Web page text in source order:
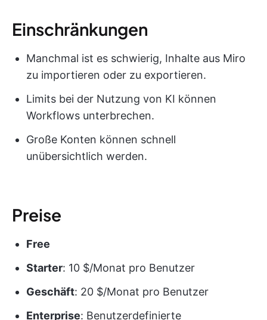
Einschränkungen
Manchmal ist es schwierig, Inhalte aus Miro
zu importieren oder zu exportieren.
Limits bei der Nutzung von KI können
Workflows unterbrechen.
Große Konten können schnell
unübersichtlich werden.
Preise
Free
Starter: 10 $/Monat pro Benutzer
Geschäft: 20 $/Monat pro Benutzer
Enterprise: Benutzerdefinierte